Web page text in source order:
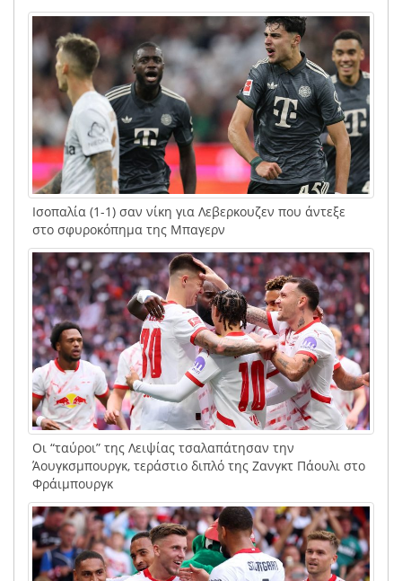
Ισοπαλία (1-1) σαν νίκη για Λεβερκουζεν που άντεξε
στο σφυροκόπημα της Μπαγερν
Οι “ταύροι” της Λειψίας τσαλαπάτησαν την
Άουγκσμπουργκ, τεράστιο διπλό της Ζανγκτ Πάουλι στο
Φράιμπουργκ